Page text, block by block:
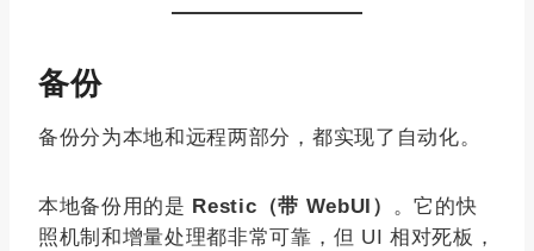
备份
备份分为本地和远程两部分，都实现了自动化。
本地备份用的是 Restic（带 WebUI） 。它的快
照机制和增量处理都非常可靠，但 UI 相对死板，